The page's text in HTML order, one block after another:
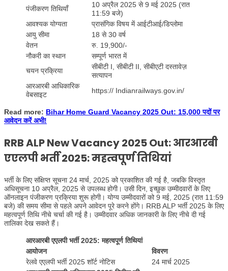
पंजीकरण तिथियाँ
10 अप्रैल 2025 से 9 मई 2025 (रात
11:59 बजे)
आवश्यक योग्यता
प्रासंगिक विषय में आईटीआई/डिप्लोमा
आयु सीमा
18 से 30 वर्ष
वेतन
रु. 19,900/-
नौकरी का स्थान
सम्पूर्ण भारत में
चयन प्रक्रिया
सीबीटी I, सीबीटी II, सीबीएटी दस्तावेज़
सत्यापन
आरआरबी आधिकारिक
वेबसाइट
https:// Indianrailways.gov.in/
Read more: Bihar Home Guard Vacancy 2025 Out: 15,000 पदों पर
आवेदन करें अभी!
RRB ALP New Vacancy 2025 Out: आरआरबी
एएलपी भर्ती 2025: महत्वपूर्ण तिथियां
भर्ती के लिए संक्षिप्त सूचना 24 मार्च, 2025 को प्रकाशित की गई है, जबकि विस्तृत
अधिसूचना 10 अप्रैल, 2025 से उपलब्ध होगी। उसी दिन, इच्छुक उम्मीदवारों के लिए
ऑनलाइन पंजीकरण प्रक्रिया शुरू होगी। योग्य उम्मीदवारों को 9 मई, 2025 (रात 11:59
बजे) की समय सीमा से पहले अपने आवेदन पूरे करने होंगे। RRB ALP भर्ती 2025 के लिए
महत्वपूर्ण तिथि नीचे चर्चा की गई है। उम्मीदवार अधिक जानकारी के लिए नीचे दी गई
तालिका देख सकते हैं।
आरआरबी एएलपी भर्ती 2025: महत्वपूर्ण तिथियां
आयोजन
विवरण
रेलवे एएलपी भर्ती 2025 शॉर्ट नोटिस
24 मार्च 2025